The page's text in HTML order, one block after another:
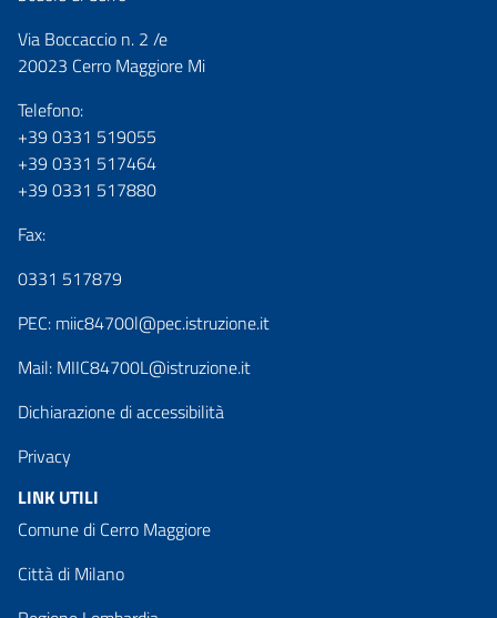
Via Boccaccio n. 2 /e
20023 Cerro Maggiore Mi
Telefono:
+39 0331 519055
+39 0331 517464
+39 0331 517880
Fax:
0331 517879
PEC: miic84700l@pec.istruzione.it
Mail: MIIC84700L@istruzione.it
Dichiarazione di accessibilità
Privacy
LINK UTILI
Comune di Cerro Maggiore
Città di Milano